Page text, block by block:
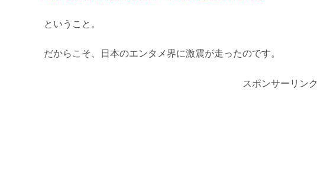
ということ。
だからこそ、日本のエンタメ界に激震が走ったのです。
スポンサーリンク